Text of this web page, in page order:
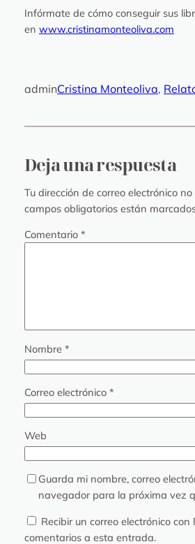
Infórmate de cómo conseguir sus
en www.cristinamonteoliva.com
adminCristina Monteoliva,
Deja una respuesta
Tu dirección de correo electrónico
campos obligatorios están
Comentario *
Nombre *
Correo electrónico *
Web
Guarda mi nombre, correo
navegador para la próxima vez
Recibir un correo electrónico con
comentarios a esta entrada.